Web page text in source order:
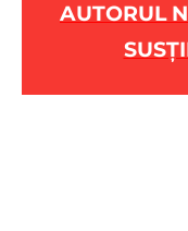
AUTORUL